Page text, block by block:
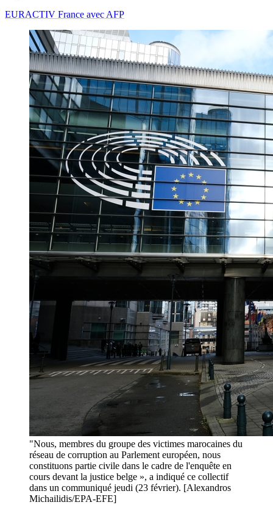
EURACTIV France avec AFP
"Nous, membres du groupe des victimes marocaines du
réseau de corruption au Parlement européen, nous
constituons partie civile dans le cadre de l'enquête en
cours devant la justice belge », a indiqué ce collectif
dans un communiqué jeudi (23 février). [Alexandros
Michailidis/EPA-EFE]